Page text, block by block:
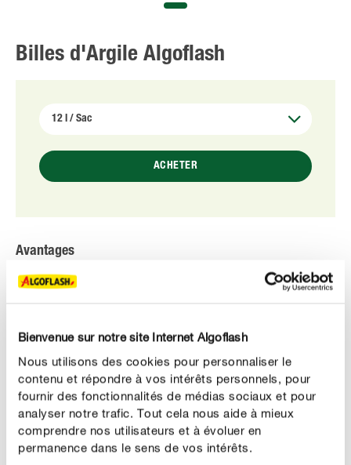
Bienvenue sur notre site Internet Algoflash
Nous utilisons des cookies pour personnaliser le
contenu et répondre à vos intérêts personnels, pour
fournir des fonctionnalités de médias sociaux et pour
analyser notre trafic. Tout cela nous aide à mieux
comprendre nos utilisateurs et à évoluer en
permanence dans le sens de vos intérêts.
Billes d'Argile Algoflash
ACHETER
Avantages
Aération des racines drainage et touche décorative !
Utilisable en Agriculture Biologique*
DESCRIPTION DU PRODUIT